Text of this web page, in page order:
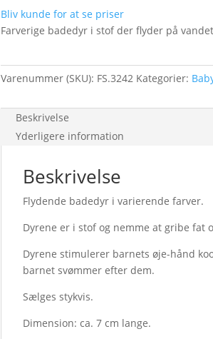
Bliv kunde for at se priser
Farverige badedyr i stof der flyder på
Varenummer (SKU): FS.3242 Kategorier:
Beskrivelse
Yderligere information
Beskrivelse
Flydende badedyr i varierende farver.
Dyrene er i stof og nemme at gribe fat
Dyrene stimulerer barnets øje-hånd
barnet svømmer efter dem.
Sælges stykvis.
Dimension: ca. 7 cm lange.